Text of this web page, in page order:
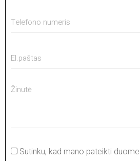
Sutinku, kad mano pateikti